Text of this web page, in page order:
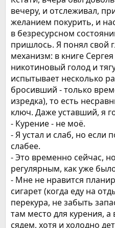
вечеру, и отслеживал,
желанием покурить, и
в безресурсном
пришлось. Я понял свой
механизм: в книге
никотиновый голод и
испытывает несколько
бросивший - только
изредка), то есть
ключ. Даже уставший, я
- Курение - не моё.
- Я устал и слаб, но если
слабее.
- Это временно сейчас,
регулярным, как уже
- Мне не нравится
сигарет (когда еду на
перекура, не забыть
там место для курения, а
сядем, хотя и холодно